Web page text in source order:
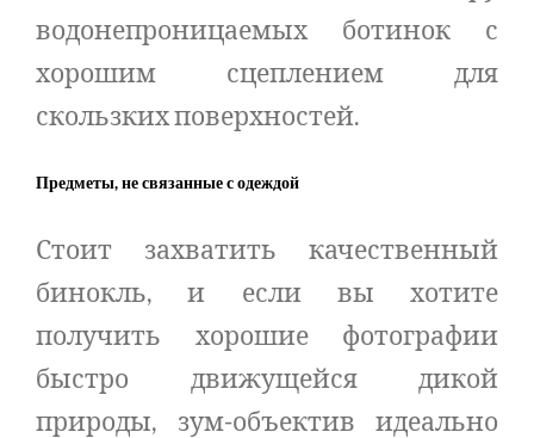
водонепроницаемых ботинок с
хорошим сцеплением для
скользких поверхностей.
Предметы, не связанные с одеждой
Стоит захватить качественный
бинокль, и если вы хотите
получить хорошие фотографии
быстро движущейся дикой
природы, зум-объектив идеально